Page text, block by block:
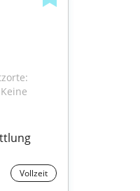
Vollzeit